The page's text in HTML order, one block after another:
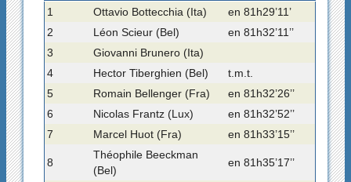
1 Ottavio Bottecchia (Ita)
en 81h29’11’
2
Léon Scieur (Bel)
en 81h32’11’’
3
Giovanni Brunero (Ita)
4
Hector Tiberghien (Bel)
t.m.t.
5
Romain Bellenger (Fra)
en 81h32’26’’
6
Nicolas Frantz (Lux)
en 81h32’52’’
7
Marcel Huot (Fra) en 81h33’15’’
8
Théophile Beeckman
(Bel)
en 81h35’17’’